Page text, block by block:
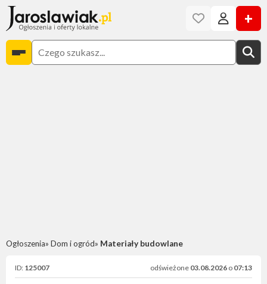
+
Ogłoszenia Dom i ogród Materiały budowlane
ID: 125007 odświeżone 03.08.2026 o 07:13